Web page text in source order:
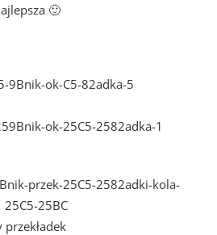
🙂
przekładek